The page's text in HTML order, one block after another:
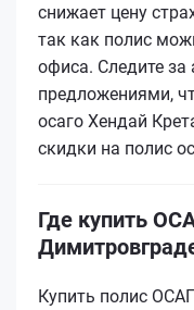
снижает цену
так как полис
офиса. Следите
предложениями,
осаго Хендай
скидки на полис
Где купить
Купить полис